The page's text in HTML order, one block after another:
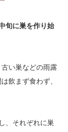
旬に巣を作り始
い巣などの雨露
飲まず食わず、
、それぞれに巣